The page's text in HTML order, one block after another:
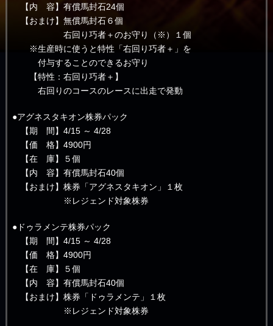
【内 容】有償馬封石24個
【おまけ】無償馬封石６個
右回り巧者＋のお守り（※）１個
※生産時に使うと特性「右回り巧者＋」を
付与することのできるお守り
【特性：右回り巧者＋】
右回りのコースのレースに出走で発動
●アグネスタキオン株券パック
【期 間】4/15 ～ 4/28
【価 格】4900円
【在 庫】５個
【内 容】有償馬封石40個
【おまけ】株券「アグネスタキオン」１枚
※レジェンド対象株券
●ドゥラメンテ株券パック
【期 間】4/15 ～ 4/28
【価 格】4900円
【在 庫】５個
【内 容】有償馬封石40個
【おまけ】株券「ドゥラメンテ」１枚
※レジェンド対象株券